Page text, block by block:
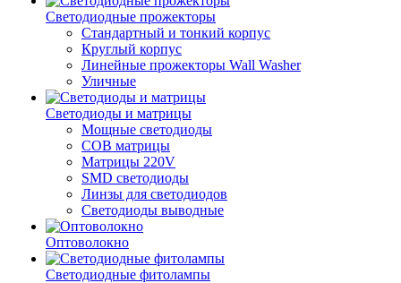
Светодиодные прожекторы
Стандартный и тонкий корпус
Круглый корпус
Линейные прожекторы Wall Washer
Уличные
Светодиоды и матрицы
Мощные светодиоды
COB матрицы
Матрицы 220V
SMD светодиоды
Линзы для светодиодов
Светодиоды выводные
Оптоволокно
Светодиодные фитолампы